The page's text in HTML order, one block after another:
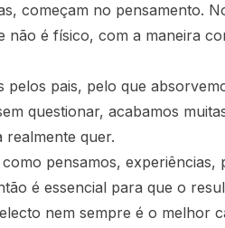
começam no pensamento.
é físico, com a maneira
pelos pais, pelo que
questionar, acabamos
realmente quer.
pensamos, experiências,
é essencial para que o
nem sempre é o melhor